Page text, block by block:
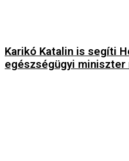
Karikó Katalin is segíti
egészségügyi miniszter